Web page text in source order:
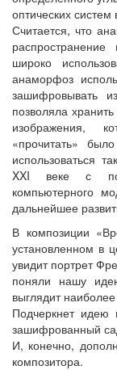
оптических
Считается, что
широко
анаморфоз
зашифровывать
позволяла
изображения,
«прочитать»
использоваться
XXI веке с
компьютерного
дальнейшее
В композиции
установленном в
увидит портрет
поняли нашу
выглядит
Подчеркнет
зашифрованный
И, конечно,
композитора.